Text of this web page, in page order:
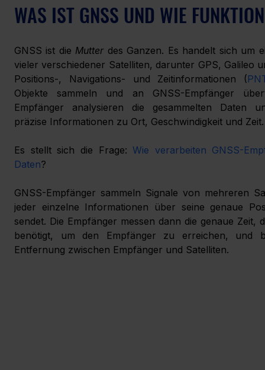
WAS IST GNSS UND WIE
GNSS ist die Mutter des Ganzen. Es handelt sich um
vieler verschiedener Satelliten, darunter GPS, Galileo
Positions-, Navigations- und Zeitinformationen (
Objekte sammeln und an GNSS-Empfänger
Empfänger analysieren die gesammelten Daten
präzise Informationen zu Ort, Geschwindigkeit und Zeit.
Es stellt sich die Frage: Wie verarbeiten GNSS-
Daten?
GNSS-Empfänger sammeln Signale von mehreren
jeder einzelne Informationen über seine genaue
sendet. Die Empfänger messen dann die genaue Zeit,
benötigt, um den Empfänger zu erreichen, und
Entfernung zwischen Empfänger und Satelliten.